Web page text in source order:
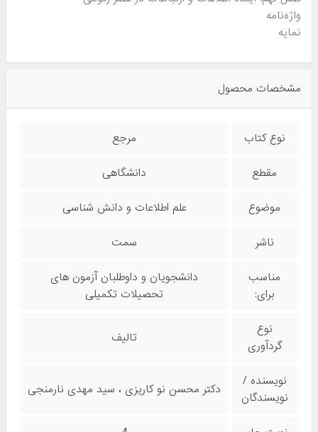
واژه‌نامه
نمایه
مشخصات محصول
نوع کتاب مرجع
مقطع دانشگاهی
موضوع علم اطلاعات و دانش شناسی
ناشر سمت
مناسب
برای:
دانشجویان و داوطلبان آزمون های
تحصیلات تکمیلی
نوع
گردآوری
تالیف
نویسنده /
نویسندگان
دکتر محسن نو کاریزی ، سید مهدی نارمنجی